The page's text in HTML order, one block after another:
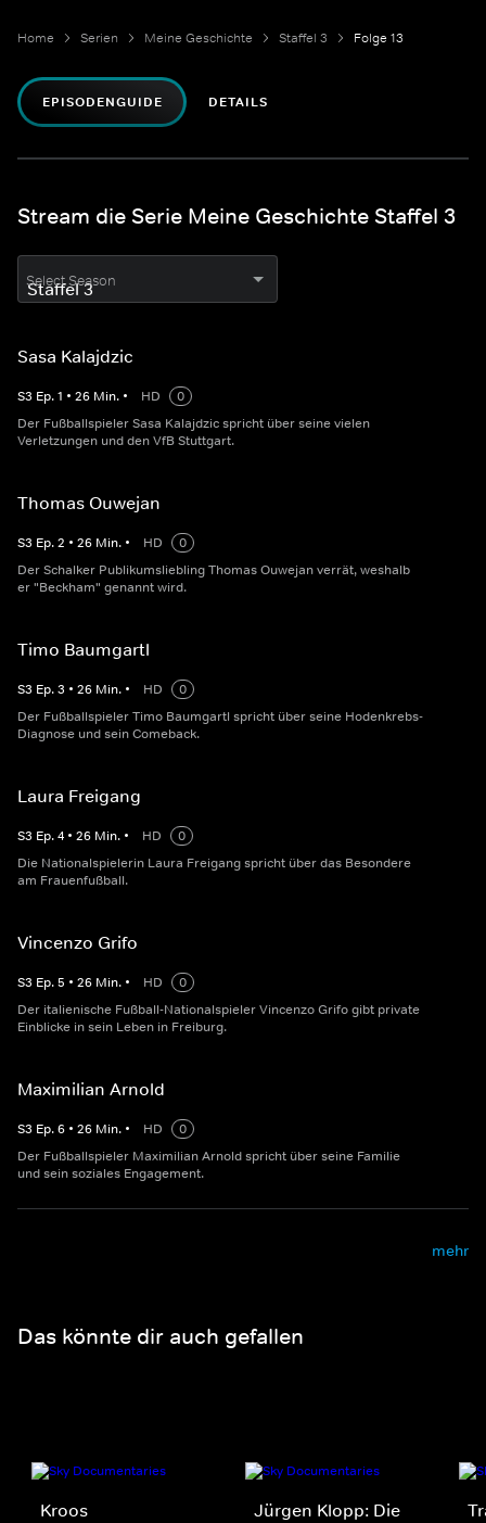
Home Serien Meine Geschichte Staffel 3 Folge 13
EPISODENGUIDE DETAILS
Stream die Serie Meine Geschichte Staffel 3
Select Season
Sasa Kalajdzic
S3 Ep.1 • 26 Min. • HD
0
Der Fußballspieler Sasa Kalajdzic spricht über seine vielen
Verletzungen und den VfB Stuttgart.
Thomas Ouwejan
S3 Ep.2 • 26 Min. • HD
0
Der Schalker Publikumsliebling Thomas Ouwejan verrät, weshalb
er "Beckham" genannt wird.
Timo Baumgartl
S3 Ep.3 • 26 Min. • HD
0
Der Fußballspieler Timo Baumgartl spricht über seine Hodenkrebs-
Diagnose und sein Comeback.
Laura Freigang
S3 Ep.4 • 26 Min. • HD
0
Die Nationalspielerin Laura Freigang spricht über das Besondere
am Frauenfußball.
Vincenzo Grifo
S3 Ep.5 • 26 Min. • HD
0
Der italienische Fußball-Nationalspieler Vincenzo Grifo gibt private
Einblicke in sein Leben in Freiburg.
Maximilian Arnold
S3 Ep.6 • 26 Min. • HD
0
Der Fußballspieler Maximilian Arnold spricht über seine Familie
und sein soziales Engagement.
mehr
Das könnte dir auch gefallen
Kroos
Jürgen Klopp: Die